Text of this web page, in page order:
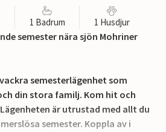
1 Badrum 1 Husdjur
semester nära sjön Mohriner
semesterlägenhet som
din stora familj. Kom hit och
är utrustad med allt du
semester. Koppla av i